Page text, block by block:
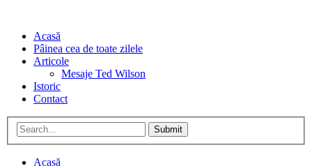
Acasă
Pâinea cea de toate zilele
Articole
Mesaje Ted Wilson
Istoric
Contact
Submit
Acasă